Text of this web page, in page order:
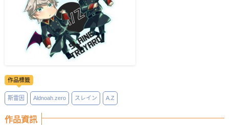
登入
作品標籤
斯雷因 Aldnoah.zero スレイン A.Z
作品資訊